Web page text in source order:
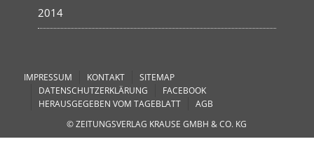
2014
IMPRESSUM KONTAKT
SITEMAP
DATENSCHUTZERKLÄRUNG
FACEBOOK
HERAUSGEGEBEN VOM TAGEBLATT
AGB
© ZEITUNGSVERLAG KRAUSE GMBH & CO. KG